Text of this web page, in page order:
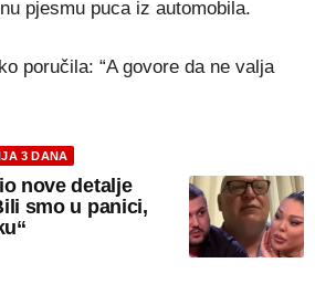
pjesmu puca iz automobila.
poručila: “A govore da ne valja
3 DANA
nove detalje
smo u panici,